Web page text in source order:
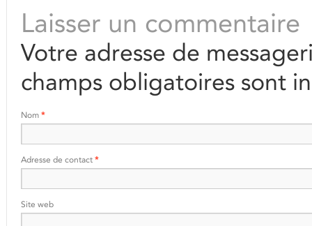
Laisser un commentaire
Votre adresse de
champs obligatoires sont
Nom *
Adresse de contact *
Site web